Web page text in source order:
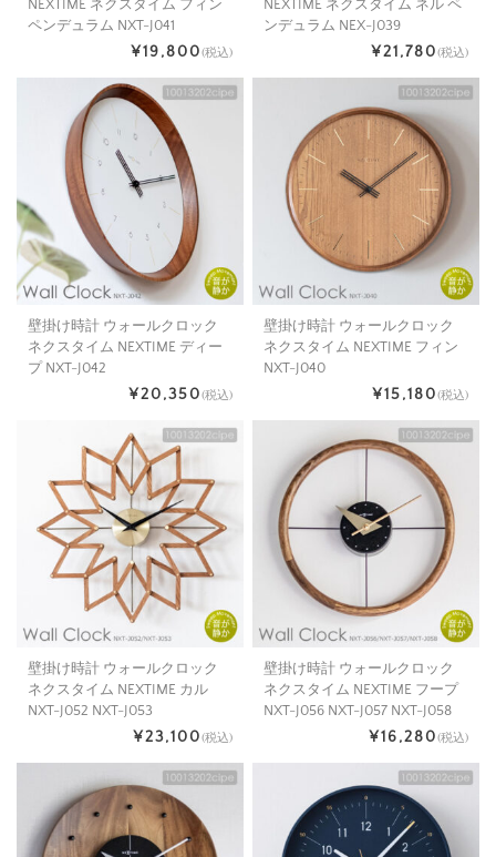
NEXTIME ネクスタイム フィン
ペンデュラム NXT-J041
¥19,800(税込)
NEXTIME ネクスタイム ネル ペ
ンデュラム NEX-J039
¥21,780(税込)
壁掛け時計 ウォールクロック
ネクスタイム NEXTIME ディー
プ NXT-J042
¥20,350(税込)
壁掛け時計 ウォールクロック
ネクスタイム NEXTIME フィン
NXT-J040
¥15,180(税込)
壁掛け時計 ウォールクロック
ネクスタイム NEXTIME カル
NXT-J052 NXT-J053
¥23,100(税込)
壁掛け時計 ウォールクロック
ネクスタイム NEXTIME フープ
NXT-J056 NXT-J057 NXT-J058
¥16,280(税込)